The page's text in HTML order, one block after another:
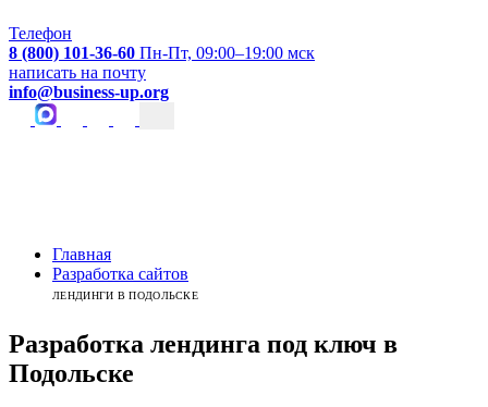
Телефон
8 (800) 101-36-60 Пн-Пт, 09:00–19:00 мск
написать на почту
info@business-up.org
Главная
Разработка сайтов
ЛЕНДИНГИ В ПОДОЛЬСКЕ
Разработка лендинга под ключ в
Подольске